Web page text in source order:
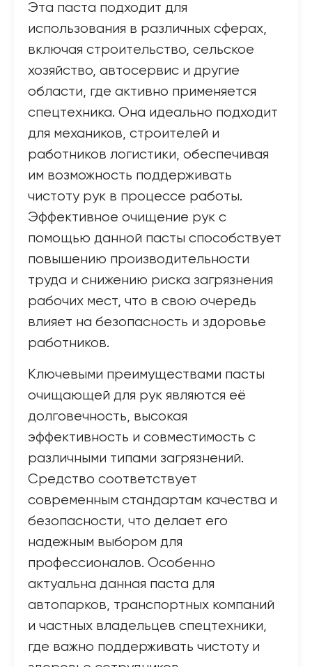
Эта паста подходит для
использования в различных сферах,
включая строительство, сельское
хозяйство, автосервис и другие
области, где активно применяется
спецтехника. Она идеально подходит
для механиков, строителей и
работников логистики, обеспечивая
им возможность поддерживать
чистоту рук в процессе работы.
Эффективное очищение рук с
помощью данной пасты способствует
повышению производительности
труда и снижению риска загрязнения
рабочих мест, что в свою очередь
влияет на безопасность и здоровье
работников.
Ключевыми преимуществами пасты
очищающей для рук являются её
долговечность, высокая
эффективность и совместимость с
различными типами загрязнений.
Средство соответствует
современным стандартам качества и
безопасности, что делает его
надежным выбором для
профессионалов. Особенно
актуальна данная паста для
автопарков, транспортных компаний
и частных владельцев спецтехники,
где важно поддерживать чистоту и